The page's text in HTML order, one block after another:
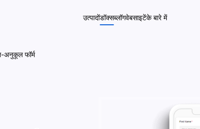
उत्पादोंडॉक्सब्लॉगवेबसाइटेंके बारे में
अनुकूल फॉर्म